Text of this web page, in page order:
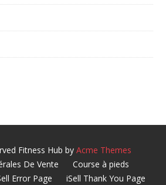
Fitness Hub by Acme Themes
De Vente
Course à pieds
Error Page iSell Thank You Page